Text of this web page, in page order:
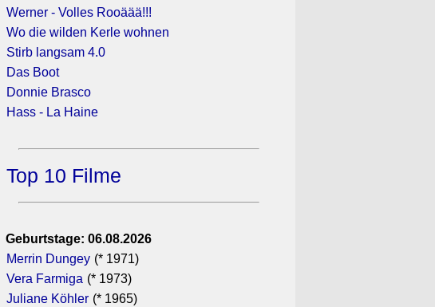
Werner - Volles Rooäää!!!
Wo die wilden Kerle wohnen
Stirb langsam 4.0
Das Boot
Donnie Brasco
Hass - La Haine
Top 10 Filme
Geburtstage: 06.08.2026
Merrin Dungey (* 1971)
Vera Farmiga (* 1973)
Juliane Köhler (* 1965)